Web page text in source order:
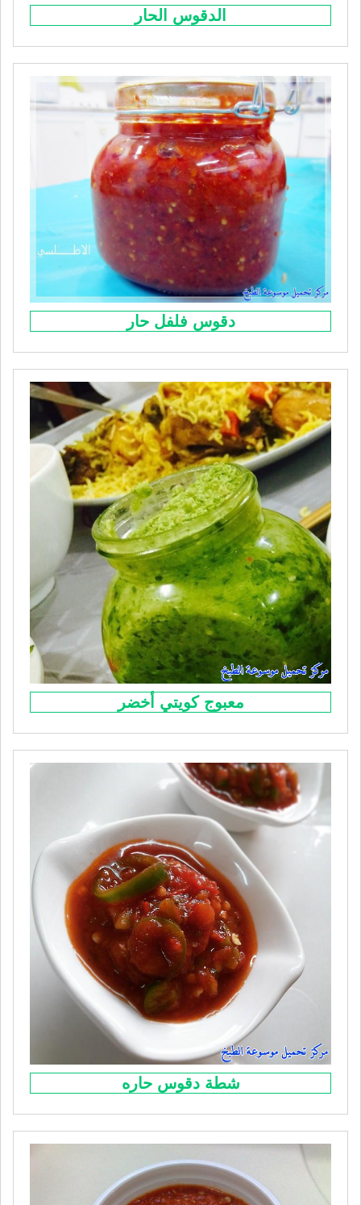
الدقوس الحار
دقوس فلفل حار
معبوج كويتي أخضر
شطة دقوس حاره